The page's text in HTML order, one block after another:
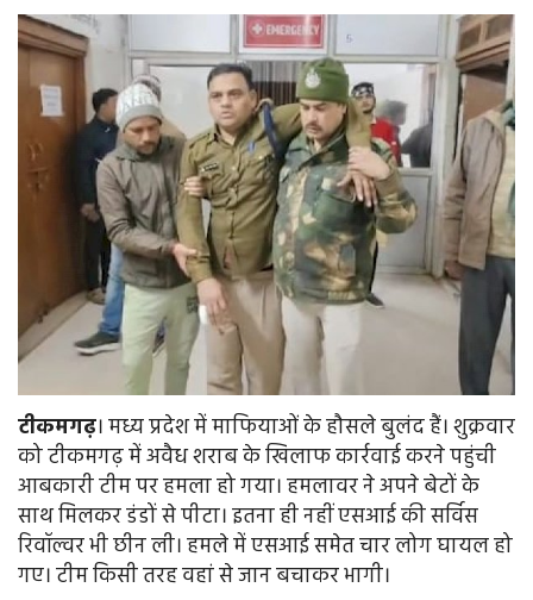
Home
टीकमगढ़। मध्य प्रदेश में माफियाओं के हौसले बुलंद हैं। शुक्रवार
को टीकमगढ़ में अवैध शराब के खिलाफ कार्रवाई करने पहुंची
आबकारी टीम पर हमला हो गया। हमलावर ने अपने बेटों के
साथ मिलकर डंडों से पीटा। इतना ही नहीं एसआई की सर्विस
रिवॉल्वर भी छीन ली। हमले में एसआई समेत चार लोग घायल हो
गए। टीम किसी तरह वहां से जान बचाकर भागी।